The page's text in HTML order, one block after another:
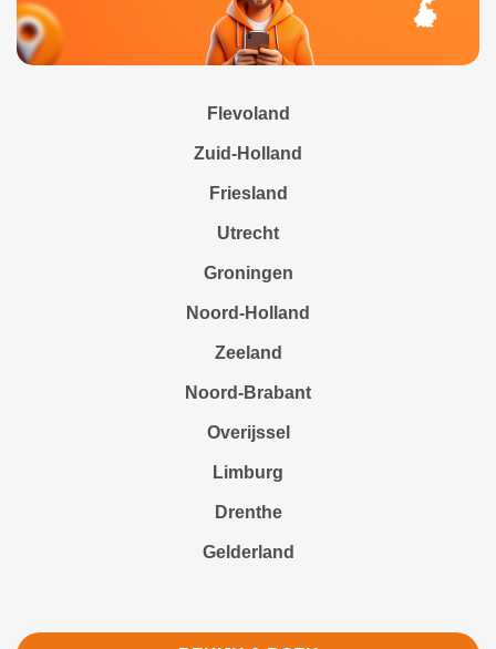
Flevoland
Zuid-Holland
Friesland
Utrecht
Groningen
Noord-Holland
Zeeland
Noord-Brabant
Overijssel
Limburg
Drenthe
Gelderland